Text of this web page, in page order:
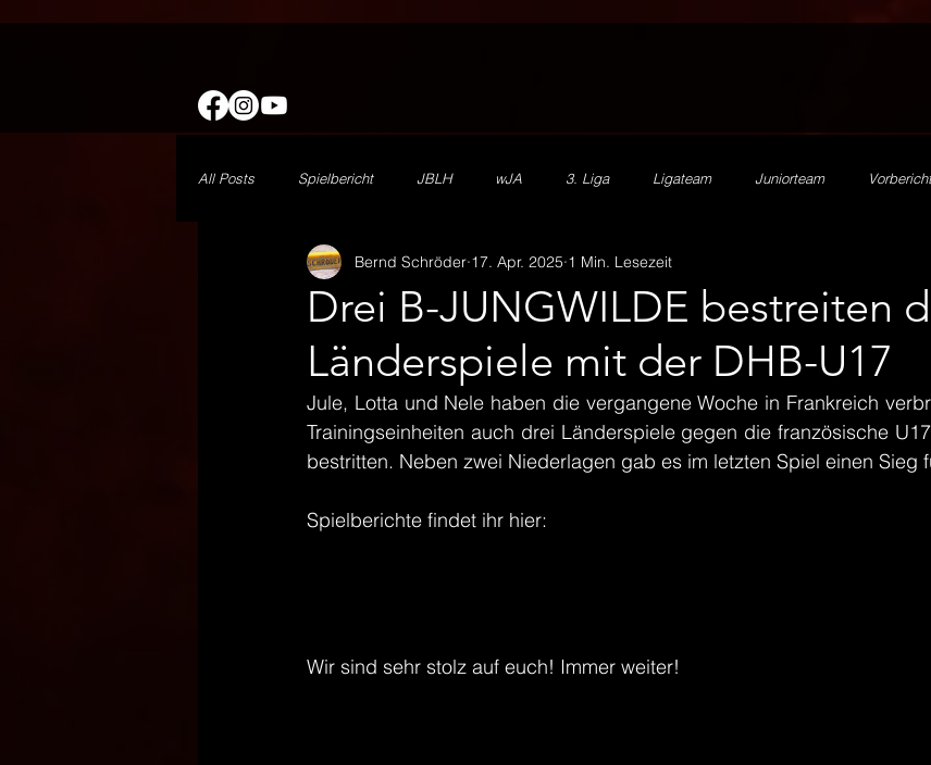
All Posts Spielbericht JBLH wJA 3. Liga Ligateam Juniorteam Vorbericht
Minis 1. Herren 2. Herren mJA mJB
DHB Ehrenamt Beachhandball Förderverein
Drei B-JUNGWILDE bestreiten
Länderspiele mit der DHB-U17
Bernd Schröder 17. Apr. 2025 1 Min. Lesezeit
Jule, Lotta und Nele haben die vergangene Woche in Frankreich
Trainingseinheiten auch drei Länderspiele gegen die französische
bestritten. Neben zwei Niederlagen gab es im letzten Spiel einen Sieg
Spielberichte findet ihr hier:
Wir sind sehr stolz auf euch! Immer weiter!